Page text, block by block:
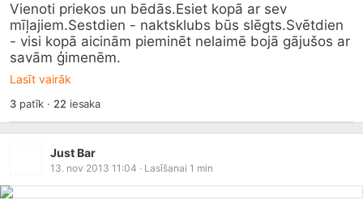
Vienoti priekos un bēdās.Esiet kopā ar sev
mīļajiem.Sestdien - naktsklubs būs slēgts.Svētdien
- visi kopā aicinām pieminēt nelaimē bojā gājušos ar
savām ģimenēm.
Lasīt vairāk
3patīk · 22 iesaka
Just Bar
13. nov 2013 11:04 · Lasīšanai 1 min